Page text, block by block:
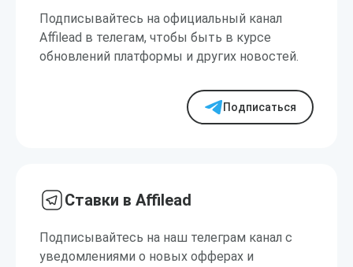
Подписывайтесь на официальный канал
Affilead в телегам, чтобы быть в курсе
обновлений платформы и других новостей.
Подписаться
Ставки в Affilead
Подписывайтесь на наш телеграм канал с
уведомлениями о новых офферах и